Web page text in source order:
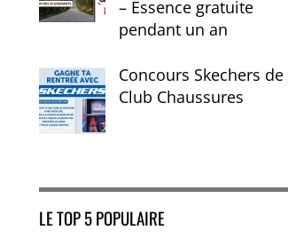
– Essence gratuite
pendant un an
Concours Skechers de
Club Chaussures
LE TOP 5 POPULAIRE